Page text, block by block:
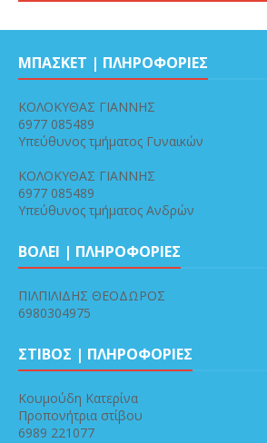
ΜΠΑΣΚΕΤ | ΠΛΗΡΟΦΟΡΙΕΣ
ΚΟΛΟΚΥΘΑΣ ΓΙΑΝΝΗΣ
6977 085489
Υπεύθυνος τμήματος Γυναικών
ΚΟΛΟΚΥΘΑΣ ΓΙΑΝΝΗΣ
6977 085489
Υπεύθυνος τμήματος Ανδρών
ΒΟΛΕΙ | ΠΛΗΡΟΦΟΡΙΕΣ
ΠΙΛΠΙΛΙΔΗΣ ΘΕΟΔΩΡΟΣ
6980304975
ΣΤΙΒΟΣ | ΠΛΗΡΟΦΟΡΙΕΣ
Κουμούδη Κατερίνα
Προπονήτρια στίβου
6989 221077